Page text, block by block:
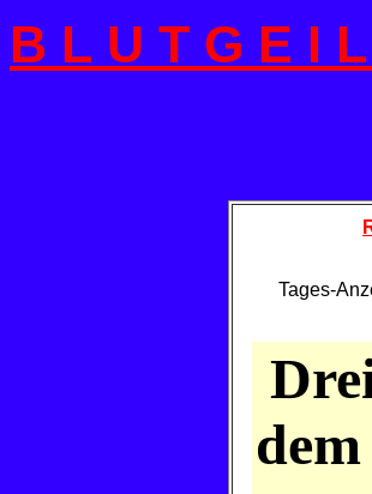
B L U T G E I
Tages-